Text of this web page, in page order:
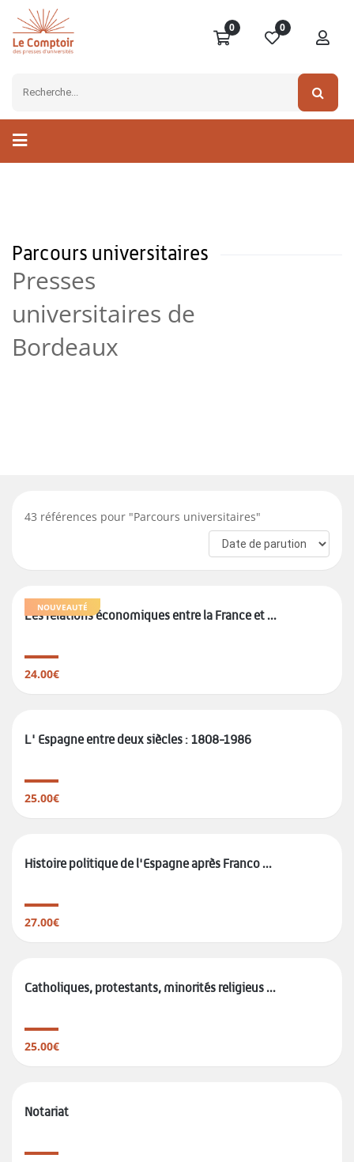
0 0
Parcours universitaires
Presses
universitaires de
Bordeaux
43 références pour "Parcours universitaires"
NOUVEAUTÉ
Les relations économiques entre la France et ...
24.00€
L' Espagne entre deux siècles : 1808-1986
25.00€
Histoire politique de l'Espagne après Franco ...
27.00€
Catholiques, protestants, minorités religieus ...
25.00€
Notariat